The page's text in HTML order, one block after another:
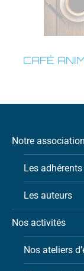
CAFÉ
Notre association
Les adhérents
Les auteurs
Nos activités
Nos ateliers